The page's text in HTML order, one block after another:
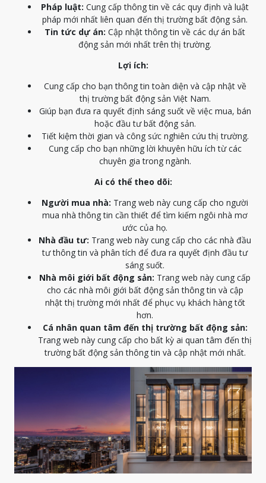
Pháp luật: Cung cấp thông tin về các quy định và luật
pháp mới nhất liên quan đến thị trường bất động sản.
Tin tức dự án: Cập nhật thông tin về các dự án bất
động sản mới nhất trên thị trường.
Lợi ích:
Cung cấp cho bạn thông tin toàn diện và cập nhật về
thị trường bất động sản Việt Nam.
Giúp bạn đưa ra quyết định sáng suốt về việc mua, bán
hoặc đầu tư bất động sản.
Tiết kiệm thời gian và công sức nghiên cứu thị trường.
Cung cấp cho bạn những lời khuyên hữu ích từ các
chuyên gia trong ngành.
Ai có thể theo dõi:
Người mua nhà: Trang web này cung cấp cho người
mua nhà thông tin cần thiết để tìm kiếm ngôi nhà mơ
ước của họ.
Nhà đầu tư: Trang web này cung cấp cho các nhà đầu
tư thông tin và phân tích để đưa ra quyết định đầu tư
sáng suốt.
Nhà môi giới bất động sản: Trang web này cung cấp
cho các nhà môi giới bất động sản thông tin và cập
nhật thị trường mới nhất để phục vụ khách hàng tốt
hơn.
Cá nhân quan tâm đến thị trường bất động sản:
Trang web này cung cấp cho bất kỳ ai quan tâm đến thị
trường bất động sản thông tin và cập nhật mới nhất.